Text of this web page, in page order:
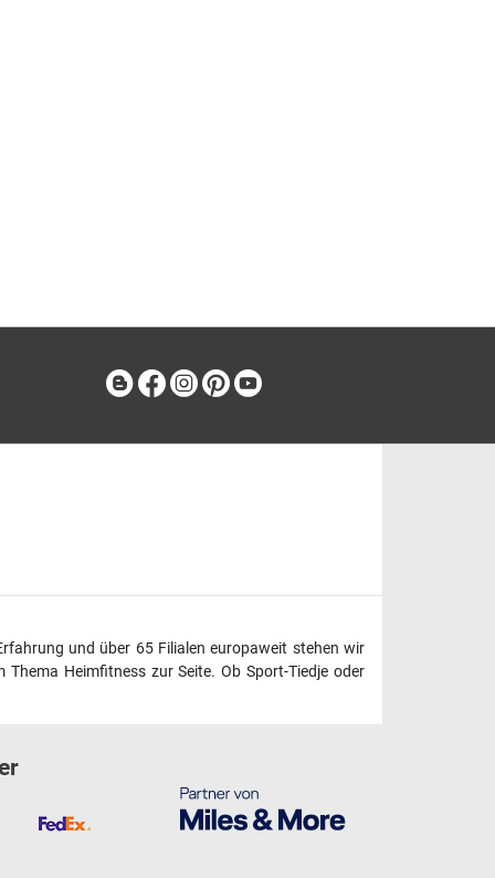
BlogFacebook
Instagram
Pinterest
und über 65 Filialen europaweit stehen wir
Heimfitness zur Seite. Ob Sport-Tiedje oder